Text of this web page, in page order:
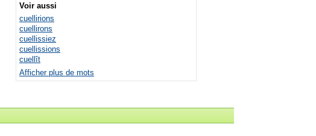
Voir aussi
cuellirions
cuellirons
cuellissiez
cuellissions
cuellît
Afficher plus de mots